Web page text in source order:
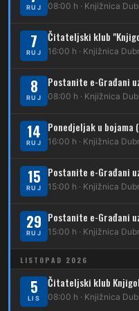
269
DUBEC
212
223 Dubec – Trnovčica –
224 Dubec – Novoselec
261 Dubec – Sesvete –
262 Dubec – Sesvete –
263 Dubec –
264 Dubec – Sesvete –
267
RUJ 08:00 h · Knjižnica
7
RUJ
Čitateljski klub
16:00 h · Knjižnica
8
RUJ
Postanite e-Građani
08:00 h · Knjižnica
14
RUJ
Ponedjeljak u bojama
16:00 h · Knjižnica
15
RUJ
Postanite e-Građani
15:00 h · Knjižnica
29
RUJ
Postanite e-Građani
15:00 h · Knjižnica
LISTOPAD 2026
5
LIS
Čitateljski klub
08:00 h · Knjižnica